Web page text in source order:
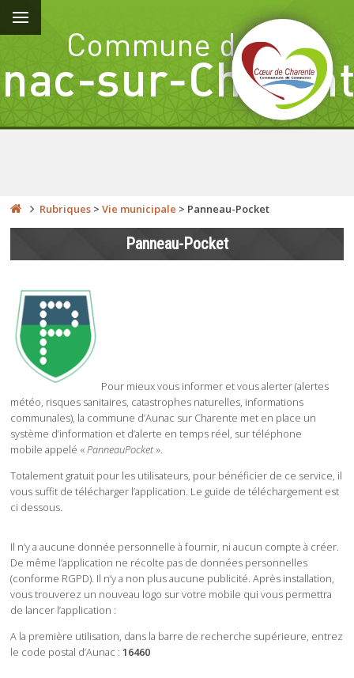
Rubriques >Vie municipale > Panneau-Pocket
Panneau-Pocket
Pour mieux vous informer et vous alerter (alertes
météo, risques sanitaires, catastrophes naturelles, informations
communales), la commune d’Aunac sur Charente met en place un
système d’information et d’alerte en temps réel, sur téléphone
mobile appelé «PanneauPocket».
Totalement gratuit pour les utilisateurs, pour bénéficier de ce service, il
vous suffit de télécharger l’application. Le guide de téléchargement est
ci dessous.
Il n’y a aucune donnée personnelle à fournir, ni aucun compte à créer.
De même l’application ne récolte pas de données personnelles
(conforme RGPD). Il n’y a non plus aucune publicité. Après installation,
vous trouverez un nouveau logo sur votre mobile qui vous permettra
de lancer l’application :
A la première utilisation, dans la barre de recherche supérieure, entrez
le code postal d’Aunac : 16460